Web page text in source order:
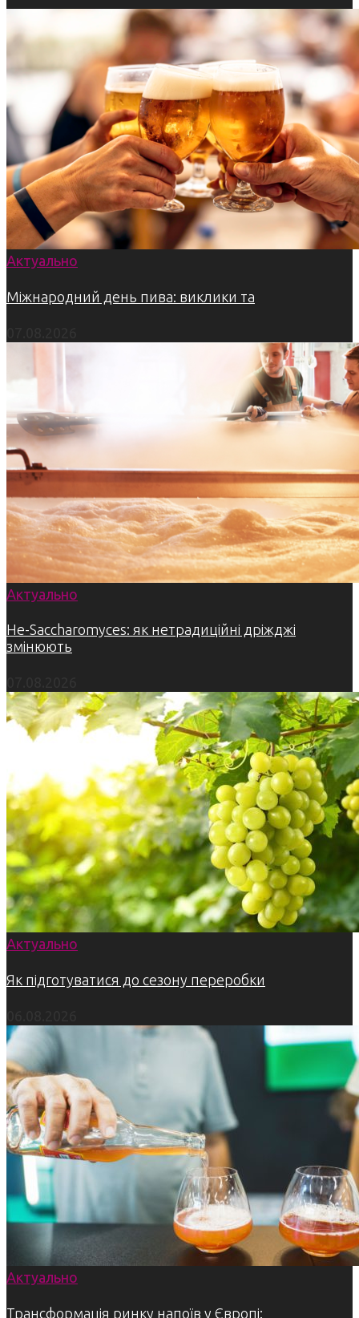
Актуально
Міжнародний день пива: виклики та
Актуально
Не-Saccharomyces: як нетрадиційні дріжджі
змінюють
Актуально
Як підготуватися до сезону переробки
Актуально
Трансформація ринку напоїв у Європі: